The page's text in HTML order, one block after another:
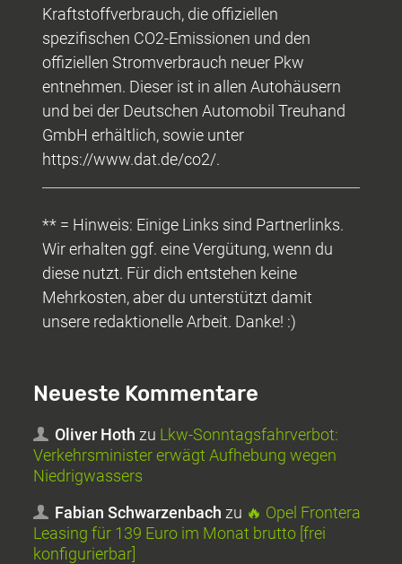
Kraftstoffverbrauch, die offiziellen
spezifischen CO2-Emissionen und den
offiziellen Stromverbrauch neuer Pkw
entnehmen. Dieser ist in allen Autohäusern
und bei der Deutschen Automobil Treuhand
GmbH erhältlich, sowie unter
https://www.dat.de/co2/.
** = Hinweis: Einige Links sind Partnerlinks.
Wir erhalten ggf. eine Vergütung, wenn du
diese nutzt. Für dich entstehen keine
Mehrkosten, aber du unterstützt damit
unsere redaktionelle Arbeit. Danke! :)
Neueste Kommentare
Oliver Hoth zu Lkw-Sonntagsfahrverbot:
Verkehrsminister erwägt Aufhebung wegen
Niedrigwassers
Fabian Schwarzenbach zu 🔥 Opel Frontera
Leasing für 139 Euro im Monat brutto [frei
konfigurierbar]